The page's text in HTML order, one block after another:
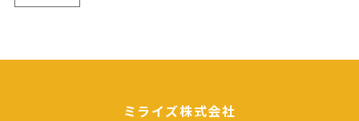
ミライズ株式会社